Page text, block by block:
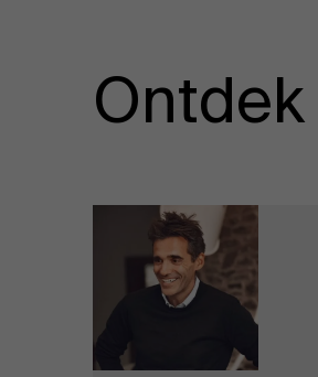
Ontdek meer